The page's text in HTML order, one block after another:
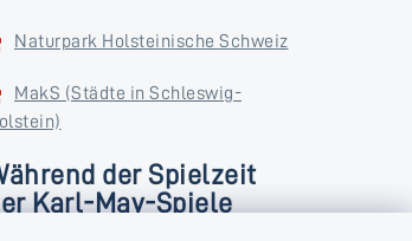
Naturpark Holsteinische Schweiz
MakS (Städte in Schleswig-
der Spielzeit
Karl-May-Spiele